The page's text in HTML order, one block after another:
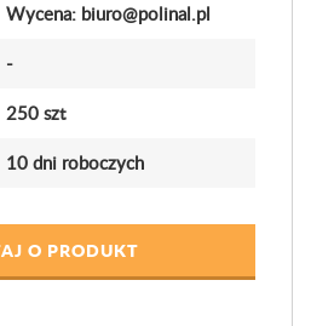
Wycena: biuro@polinal.pl
-
250 szt
10 dni roboczych
O PRODUKT